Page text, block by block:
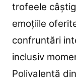
trofeele
emoțiile
confruntări
inclusiv
Polivalentă